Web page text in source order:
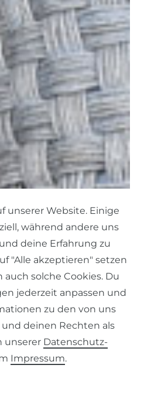
unserer Website. Einige
während andere uns
deine Erfahrung zu
"Alle akzeptieren" setzen
solche Cookies. Du
jederzeit anpassen und
zu den von uns
deinen Rechten als
unserer Daten­schutz­
Impressum.